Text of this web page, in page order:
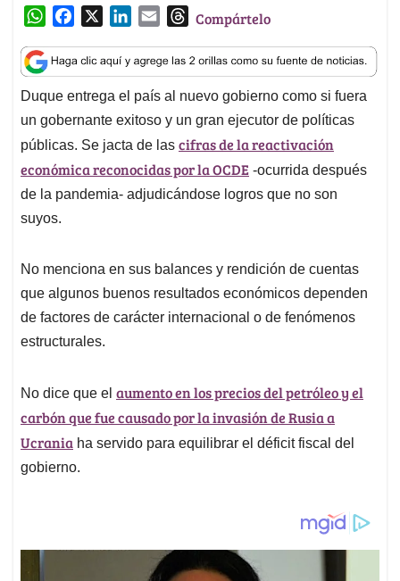
W
a
t
s
A
p
p
c
e
b
o
o
k
n
k
e
d
I
n
a
i
l
T
r
e
a
d
s
Compártelo
Duque entrega el país al nuevo gobierno como si fuera
un gobernante exitoso y un gran ejecutor de políticas
públicas. Se jacta de las cifras de la reactivación
económica reconocidas por la OCDE -ocurrida después
de la pandemia- adjudicándose logros que no son
suyos.
No menciona en sus balances y rendición de cuentas
que algunos buenos resultados económicos dependen
de factores de carácter internacional o de fenómenos
estructurales.
No dice que el aumento en los precios del petróleo y el
carbón que fue causado por la invasión de Rusia a
Ucrania ha servido para equilibrar el déficit fiscal del
gobierno.